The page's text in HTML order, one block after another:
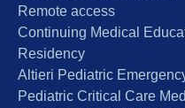
Remote access
Continuing Medical
Residency
Altieri Pediatric
Pediatric Critical Care